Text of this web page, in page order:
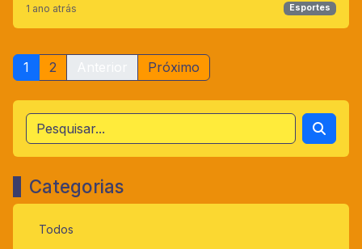
1 ano atrás Esportes
1 2 Próximo
Categorias
Todos